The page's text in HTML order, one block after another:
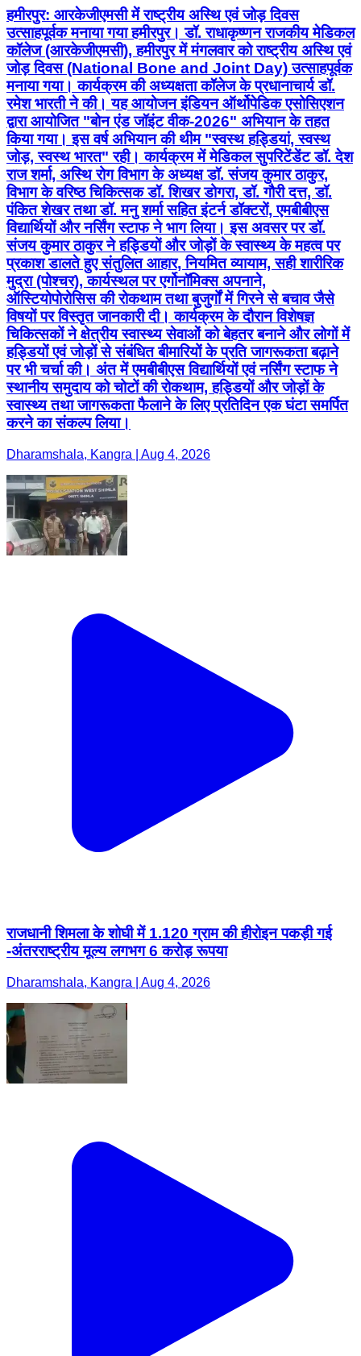
हमीरपुर: आरकेजीएमसी में राष्ट्रीय अस्थि एवं जोड़ दिवस
उत्साहपूर्वक मनाया गया हमीरपुर। डॉ. राधाकृष्णन राजकीय मेडिकल
कॉलेज (आरकेजीएमसी), हमीरपुर में मंगलवार को राष्ट्रीय अस्थि एवं
जोड़ दिवस (National Bone and Joint Day) उत्साहपूर्वक
मनाया गया। कार्यक्रम की अध्यक्षता कॉलेज के प्रधानाचार्य डॉ.
रमेश भारती ने की। यह आयोजन इंडियन ऑर्थोपेडिक एसोसिएशन
द्वारा आयोजित "बोन एंड जॉइंट वीक-2026" अभियान के तहत
किया गया। इस वर्ष अभियान की थीम "स्वस्थ हड्डियां, स्वस्थ
जोड़, स्वस्थ भारत" रही। कार्यक्रम में मेडिकल सुपरिटेंडेंट डॉ. देश
राज शर्मा, अस्थि रोग विभाग के अध्यक्ष डॉ. संजय कुमार ठाकुर,
विभाग के वरिष्ठ चिकित्सक डॉ. शिखर डोगरा, डॉ. गौरी दत्त, डॉ.
पंकित शेखर तथा डॉ. मनु शर्मा सहित इंटर्न डॉक्टरों, एमबीबीएस
विद्यार्थियों और नर्सिंग स्टाफ ने भाग लिया। इस अवसर पर डॉ.
संजय कुमार ठाकुर ने हड्डियों और जोड़ों के स्वास्थ्य के महत्व पर
प्रकाश डालते हुए संतुलित आहार, नियमित व्यायाम, सही शारीरिक
मुद्रा (पोश्चर), कार्यस्थल पर एर्गोनॉमिक्स अपनाने,
ऑस्टियोपोरोसिस की रोकथाम तथा बुजुर्गों में गिरने से बचाव जैसे
विषयों पर विस्तृत जानकारी दी। कार्यक्रम के दौरान विशेषज्ञ
चिकित्सकों ने क्षेत्रीय स्वास्थ्य सेवाओं को बेहतर बनाने और लोगों में
हड्डियों एवं जोड़ों से संबंधित बीमारियों के प्रति जागरूकता बढ़ाने
पर भी चर्चा की। अंत में एमबीबीएस विद्यार्थियों एवं नर्सिंग स्टाफ ने
स्थानीय समुदाय को चोटों की रोकथाम, हड्डियों और जोड़ों के
स्वास्थ्य तथा जागरूकता फैलाने के लिए प्रतिदिन एक घंटा समर्पित
करने का संकल्प लिया।
Dharamshala, Kangra | Aug 4, 2026
राजधानी शिमला के शोघी में 1.120 ग्राम की हीरोइन पकड़ी गई
-अंतरराष्ट्रीय मूल्य लगभग 6 करोड़ रूपया
Dharamshala, Kangra | Aug 4, 2026